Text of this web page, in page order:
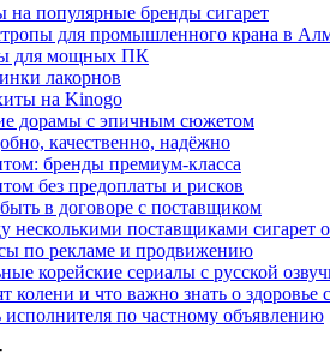
на популярные бренды сигарет
для промышленного крана в
для мощных ПК
лакорнов
на Kinogo
дорамы с эпичным сюжетом
качественно, надёжно
бренды премиум-класса
без предоплаты и рисков
в договоре с поставщиком
несколькими поставщиками сигарет
по рекламе и продвижению
корейские сериалы с русской
колени и что важно знать о здоровье
исполнителя по частному объявлению